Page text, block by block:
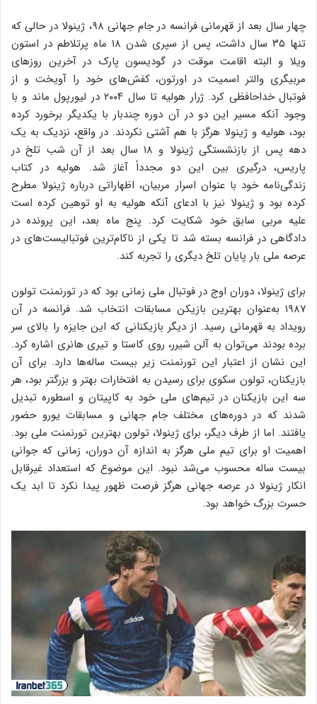
چهار سال بعد از قهرمانی فرانسه در جام جهانی ۹۸، ژینولا در حالی که
تنها ۳۵ سال داشت، پس از سپری شدن ۱۸ ماه پرتلاطم در استون
ویلا و البته اقامت موقت در گودیسون پارک در آخرین روزهای
مربیگری والتر اسمیت در اورتون، کفش‌های خود را آویخت و از
فوتبال خداحافظی کرد. ژرار هولیه تا سال ۲۰۰۴ در لیورپول ماند و با
وجود آنکه مسیر این دو در آن دوره چندبار با یکدیگر برخورد کرده
بود، هولیه و ژینولا هرگز با هم آشتی نکردند. در واقع، نزدیک به یک
دهه پس از بازنشستگی ژینولا و ۱۸ سال بعد از آن شب تلخ در
پاریس، درگیری بین این دو مجدداً آغاز شد. هولیه در کتاب
زندگی‌نامه خود با عنوان اسرار مربیان، اظهاراتی درباره ژینولا مطرح
کرده بود و ژینولا نیز با ادعای آنکه هولیه به او توهین کرده است
علیه مربی سابق خود شکایت کرد. پنج ماه بعد، این پرونده در
دادگاهی در فرانسه بسته شد تا یکی از ناکام‌ترین فوتبالیست‌های در
عرصه ملی بار پایان تلخ دیگری را تجربه کند.
برای ژینولا، دوران اوج در فوتبال ملی زمانی بود که در تورنمنت تولون
۱۹۸۷ به‌عنوان بهترین بازیکن مسابقات انتخاب شد. فرانسه در آن
رویداد به قهرمانی رسید. از دیگر بازیکنانی که این جایزه را بالای سر
برده بودند می‌توان به آلن شیرر، روی کاستا و تیری هانری اشاره کرد.
این نشان از اعتبار این تورنمنت زیر بیست ساله‌ها دارد. برای آن
بازیکنان، تولون سکوی برای رسیدن به افتخارات بهتر و بزرگتر بود، هر
سه این بازیکنان در تیم‌های ملی خود به کاپیتان و اسطوره تبدیل
شدند که در دوره‌های مختلف جام جهانی و مسابقات یورو حضور
یافتند. اما از طرف دیگر، برای ژینولا، تولون بهترین تورنمنت ملی بود.
اهمیت او برای تیم ملی هرگز به اندازه آن دوران، زمانی که جوانی
بیست ساله محسوب می‌شد نبود. این موضوع که استعداد غیرقابل
انکار ژینولا در عرصه جهانی هرگز فرصت ظهور پیدا نکرد تا ابد یک
حسرت بزرگ خواهد بود.